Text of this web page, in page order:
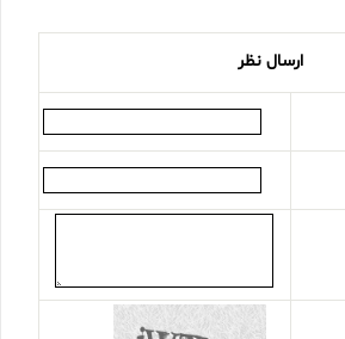
ارسال نظر